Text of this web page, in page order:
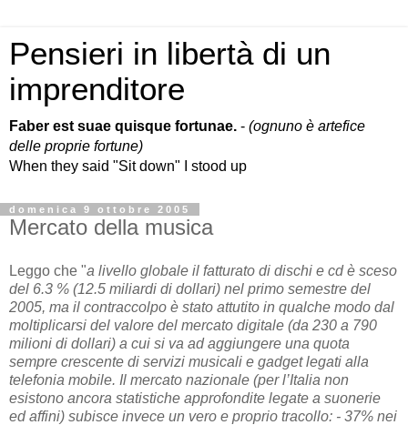
Pensieri in libertà di un
imprenditore
Faber est suae quisque fortunae. - (ognuno è artefice
delle proprie fortune)
When they said "Sit down" I stood up
domenica 9 ottobre 2005
Mercato della musica
Leggo che "a livello globale il fatturato di dischi e cd è sceso
del 6.3 % (12.5 miliardi di dollari) nel primo semestre del
2005, ma il contraccolpo è stato attutito in qualche modo dal
moltiplicarsi del valore del mercato digitale (da 230 a 790
milioni di dollari) a cui si va ad aggiungere una quota
sempre crescente di servizi musicali e gadget legati alla
telefonia mobile. Il mercato nazionale (per l’Italia non
esistono ancora statistiche approfondite legate a suonerie
ed affini) subisce invece un vero e proprio tracollo: - 37% nei